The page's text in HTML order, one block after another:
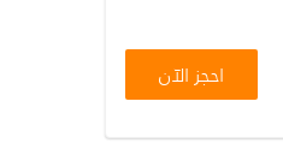
احجز الآن